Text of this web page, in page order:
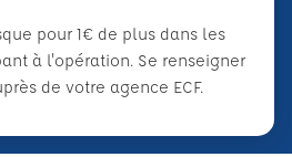
pour 1€ de plus dans les
à l'opération. Se renseigner
de votre agence ECF.